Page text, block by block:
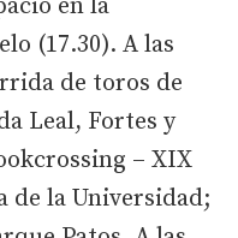
en la
(17.30). A las
de toros de
Leal, Fortes y
– XIX
de la Universidad;